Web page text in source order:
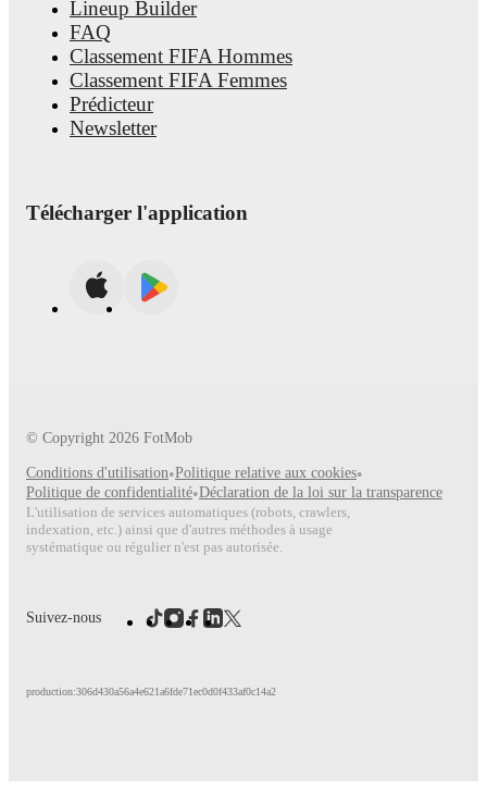
Lineup Builder
FAQ
Classement FIFA Hommes
Classement FIFA Femmes
Prédicteur
Newsletter
Télécharger l'application
© Copyright 2026 FotMob
Conditions d'utilisation•Politique relative aux cookies•
Politique de confidentialité•Déclaration de la loi sur la transparence
L'utilisation de services automatiques (robots, crawlers,
indexation, etc.) ainsi que d'autres méthodes à usage
systématique ou régulier n'est pas autorisée.
Suivez-nous
production:306d430a56a4e621a6fde71ec0d0f433af0c14a2